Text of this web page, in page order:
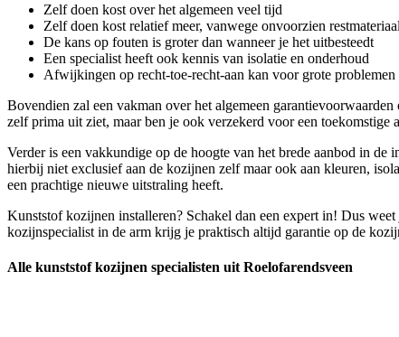
Zelf doen kost over het algemeen veel tijd
Zelf doen kost relatief meer, vanwege onvoorzien
De kans op fouten is groter dan wanneer je het uitbesteedt
Een specialist heeft ook kennis van isolatie en onderhoud
Afwijkingen op recht-toe-recht-aan kan voor grote problemen
Bovendien zal een vakman over het algemeen
zelf prima uit ziet, maar ben je ook verzekerd voor een toekomstige
Verder is een vakkundige op de hoogte van het brede aanbod in
hierbij niet exclusief aan de kozijnen zelf maar ook aan kleuren,
een prachtige nieuwe uitstraling heeft.
Kunststof kozijnen installeren? Schakel dan een expert in! Dus
kozijnspecialist in de arm krijg je praktisch altijd garantie op de
Alle kunststof kozijnen specialisten uit Roelofarendsveen